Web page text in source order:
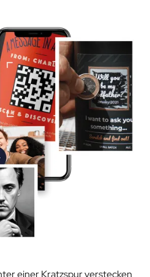
einer Kratzspur verstecken